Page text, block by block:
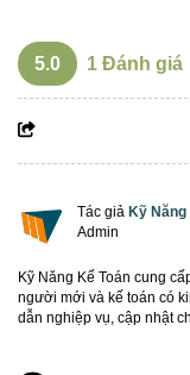
5.0 1 Đánh giá
Tác giả Kỹ Năng
Admin
Kỹ Năng Kế Toán cung
người mới và kế toán có
dẫn nghiệp vụ, cập nhật